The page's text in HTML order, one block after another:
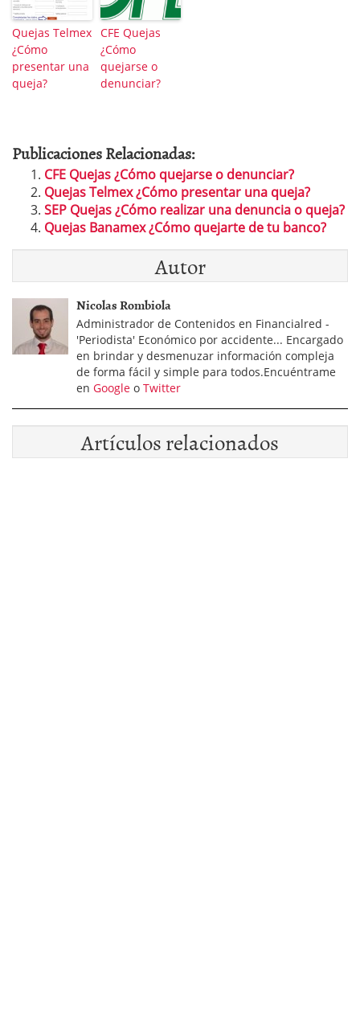
Quejas Telmex
¿Cómo
presentar una
queja?
CFE Quejas
¿Cómo
quejarse o
denunciar?
Publicaciones Relacionadas:
CFE Quejas ¿Cómo quejarse o denunciar?
Quejas Telmex ¿Cómo presentar una queja?
SEP Quejas ¿Cómo realizar una denuncia o queja?
Quejas Banamex ¿Cómo quejarte de tu banco?
Autor
Nicolas Rombiola
Administrador de Contenidos en Financialred -
'Periodista' Económico por accidente... Encargado
en brindar y desmenuzar información compleja
de forma fácil y simple para todos.Encuéntrame
en Google o Twitter
Artículos relacionados